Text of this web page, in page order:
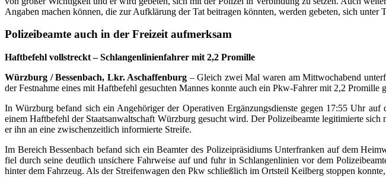
Angaben machen können, die zur Aufklärung der Tat beitragen könnten, werden gebeten, sich unter
Polizeibeamte auch in der Freizeit aufmerksam
Haftbefehl vollstreckt – Schlangenlinienfahrer mit 2,2 Promille
Würzburg / Bessenbach, Lkr. Aschaffenburg – Gleich zwei Mal waren am Mittwochabend
der Festnahme eines mit Haftbefehl gesuchten Mannes konnte auch ein Pkw-Fahrer mit 2,2 Promille
In Würzburg befand sich ein Angehöriger der Operativen Ergänzungsdienste gegen 17:55 Uhr
einem Haftbefehl der Staatsanwaltschaft Würzburg gesucht wird. Der Polizeibeamte legitimierte
er ihn an eine zwischenzeitlich informierte Streife.
Im Bereich Bessenbach befand sich ein Beamter des Polizeipräsidiums Unterfranken auf dem
fiel durch seine deutlich unsichere Fahrweise auf und fuhr in Schlangenlinien vor dem
hinter dem Fahrzeug. Als der Streifenwagen den Pkw schließlich im Ortsteil Keilberg stoppen